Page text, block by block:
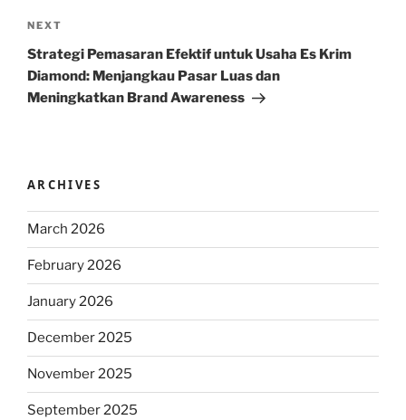
Next
Post
NEXT
Strategi Pemasaran Efektif untuk Usaha Es Krim
Diamond: Menjangkau Pasar Luas dan
Meningkatkan Brand Awareness
ARCHIVES
March 2026
February 2026
January 2026
December 2025
November 2025
September 2025